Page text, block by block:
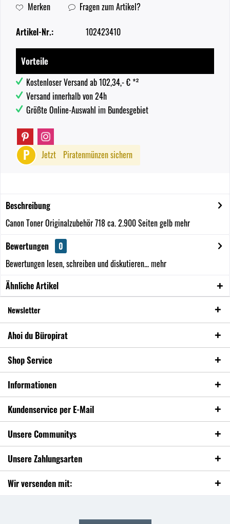
Merken Fragen zum Artikel?
Artikel-Nr.: 102423410
Vorteile
Kostenloser Versand ab 102,34,- € *²
Versand innerhalb von 24h
Größte Online-Auswahl im Bundesgebiet
P Jetzt Piratenmünzen sichern
Beschreibung
Canon Toner Originalzubehör 718 ca. 2.900 Seiten gelbmehr
Bewertungen
0
Bewertungen lesen, schreiben und diskutieren...mehr
Ähnliche Artikel
Newsletter
Ahoi du Büropirat
Shop Service
Informationen
Kundenservice per E-Mail
Unsere Communitys
Unsere Zahlungsarten
Wir versenden mit: